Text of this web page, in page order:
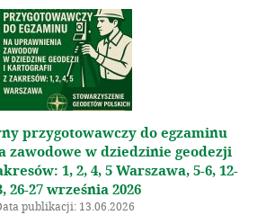
przygotowawczy do egzaminu
zawodowe w dziedzinie geodezji
1, 2, 4, 5 Warszawa, 5-6, 12-
26-27 września 2026
publikacji: 13.06.2026